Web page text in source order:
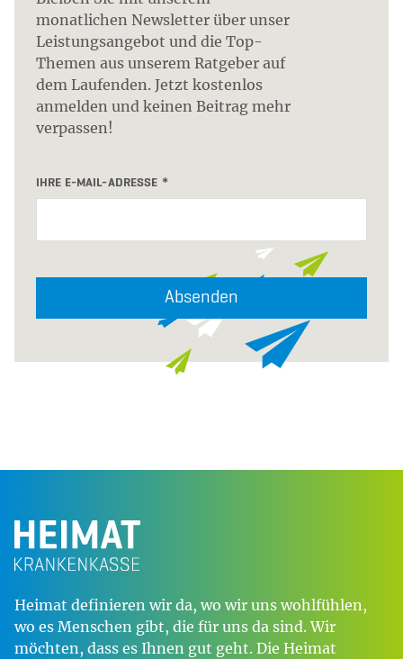
monatlichen Newsletter über unser
Leistungsangebot und die Top-
Themen aus unserem Ratgeber auf
dem Laufenden. Jetzt kostenlos
anmelden und keinen Beitrag mehr
verpassen!
IHRE E-MAIL-ADRESSE
Absenden
Heimat definieren wir da, wo wir uns wohlfühlen,
wo es Menschen gibt, die für uns da sind. Wir
möchten, dass es Ihnen gut geht. Die Heimat